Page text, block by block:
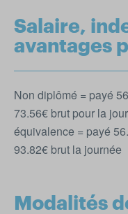
Salaire,
avantages
Non diplômé = payé
73.56€ brut pour la
équivalence = payé
93.82€ brut la journée
Modalités